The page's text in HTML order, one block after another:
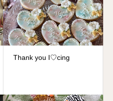
Thank you I♡cing